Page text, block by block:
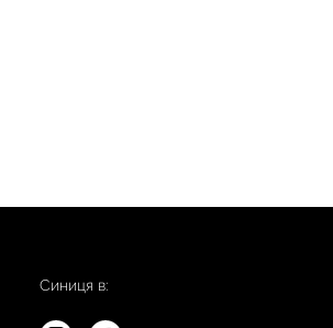
Синиця в: